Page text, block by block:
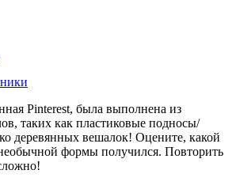
Pinterest, была выполнена из
таких как пластиковые подносы/
деревянных вешалок! Оцените, какой
формы получился. Повторить